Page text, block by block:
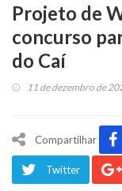
Projeto de
concurso
do Caí
11 de dezembro de
Compartilhar
Twitter